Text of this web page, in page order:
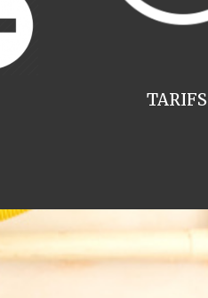
TARIFS